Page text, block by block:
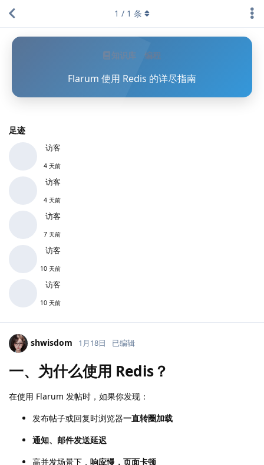
知识库 编程
Flarum 使用 Redis 的详尽指南
足迹
访客
4 天前
访客
4 天前
访客
7 天前
访客
10 天前
访客
10 天前
1 / 1 条
shwisdom 1月18日 已编辑
一、为什么使用 Redis？
在使用 Flarum 发帖时，如果你发现：
发布帖子或回复时浏览器一直转圈加载
通知、邮件发送延迟
高并发场景下， 响应慢，页面卡顿